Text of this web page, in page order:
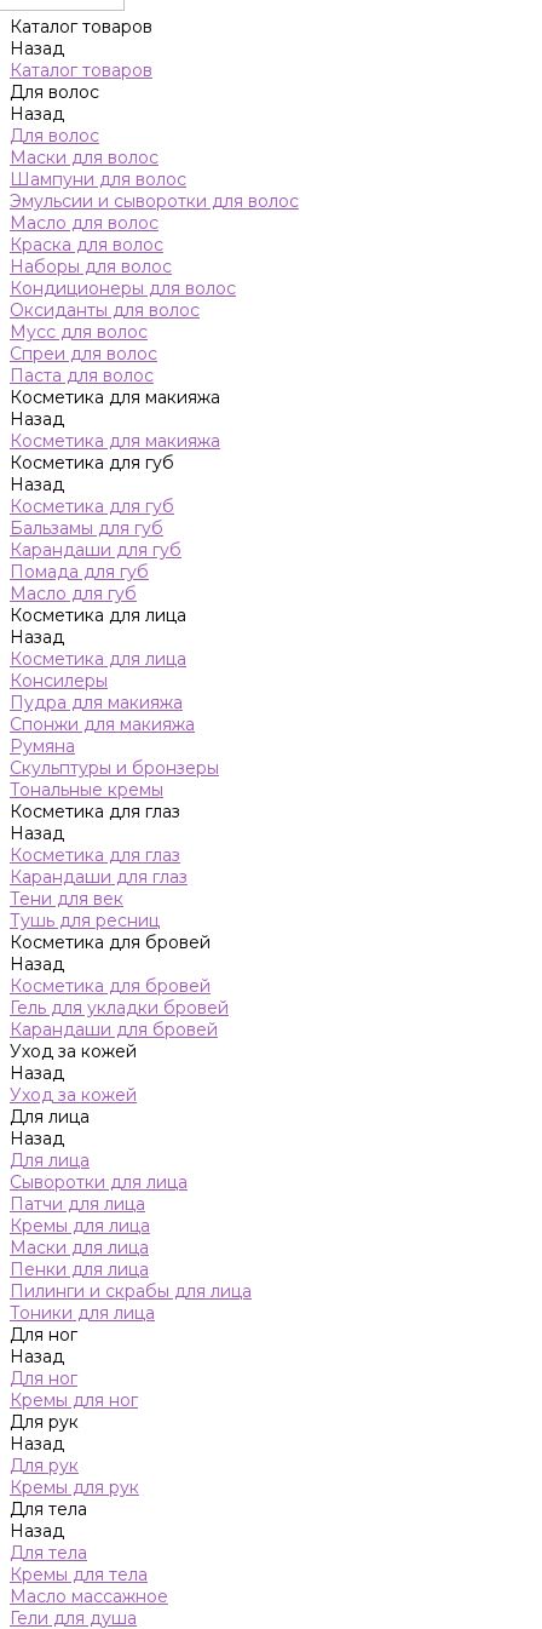
Каталог товаров
Назад
Каталог товаров
Для волос
Назад
Для волос
Маски для волос
Шампуни для волос
Эмульсии и сыворотки для волос
Масло для волос
Краска для волос
Наборы для волос
Кондиционеры для волос
Оксиданты для волос
Мусс для волос
Спреи для волос
Паста для волос
Косметика для макияжа
Назад
Косметика для макияжа
Косметика для губ
Назад
Косметика для губ
Бальзамы для губ
Карандаши для губ
Помада для губ
Масло для губ
Косметика для лица
Назад
Косметика для лица
Консилеры
Пудра для макияжа
Спонжи для макияжа
Румяна
Скульптуры и бронзеры
Тональные кремы
Косметика для глаз
Назад
Косметика для глаз
Карандаши для глаз
Тени для век
Тушь для ресниц
Косметика для бровей
Назад
Косметика для бровей
Гель для укладки бровей
Карандаши для бровей
Уход за кожей
Назад
Уход за кожей
Для лица
Назад
Для лица
Сыворотки для лица
Патчи для лица
Кремы для лица
Маски для лица
Пенки для лица
Пилинги и скрабы для лица
Тоники для лица
Для ног
Назад
Для ног
Кремы для ног
Для рук
Назад
Для рук
Кремы для рук
Для тела
Назад
Для тела
Кремы для тела
Масло массажное
Гели для душа